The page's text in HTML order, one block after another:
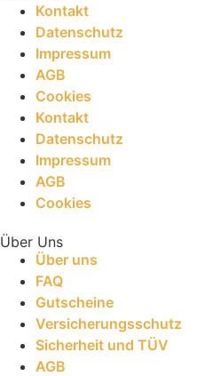
Kontakt
Datenschutz
Impressum
AGB
Cookies
Kontakt
Datenschutz
Impressum
AGB
Cookies
Über Uns
Über uns
FAQ
Gutscheine
Versicherungsschutz
Sicherheit und TÜV
AGB